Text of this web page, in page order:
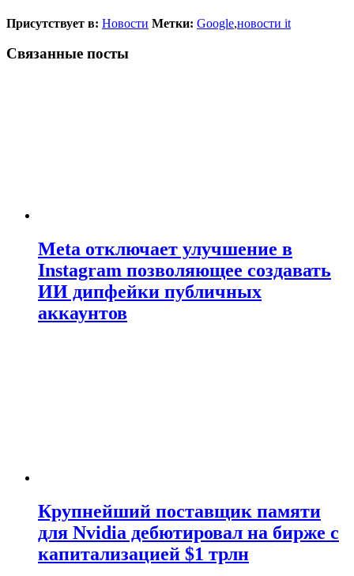
Присутствует в: Новости Метки: Google,новости it
Связанные посты
Meta отключает улучшение в
Instagram позволяющее создавать
ИИ дипфейки публичных
аккаунтов
Крупнейший поставщик памяти
для Nvidia дебютировал на бирже с
капитализацией $1 трлн